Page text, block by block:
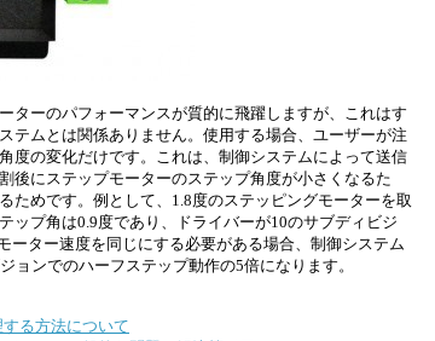
ターのパフォーマンスが質的に飛躍しますが、これはす
テムとは関係ありません。使用する場合、ユーザーが注
度の変化だけです。これは、制御システムによって送信
後にステップモーターのステップ角度が小さくなるた
ためです。例として、1.8度のステッピングモーターを取
ップ角は0.9度であり、ドライバーが10のサブディビジ
ーター速度を同じにする必要がある場合、制御システム
ンでのハーフステップ動作の5倍になります。
る方法について